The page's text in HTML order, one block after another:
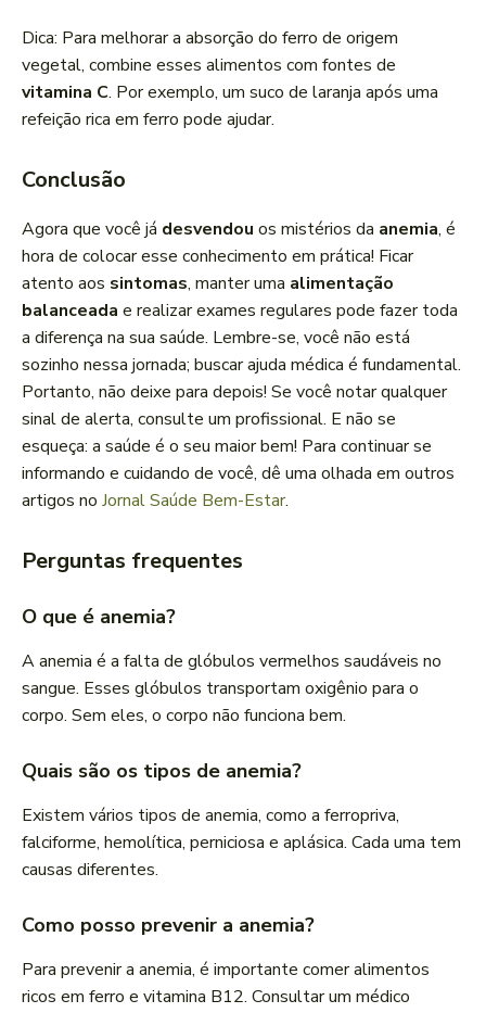
Dica: Para melhorar a absorção do ferro de origem
vegetal, combine esses alimentos com fontes de
vitamina C. Por exemplo, um suco de laranja após uma
refeição rica em ferro pode ajudar.
Conclusão
Agora que você já desvendou os mistérios da anemia, é
hora de colocar esse conhecimento em prática! Ficar
atento aos sintomas, manter uma alimentação
balanceada e realizar exames regulares pode fazer toda
a diferença na sua saúde. Lembre-se, você não está
sozinho nessa jornada; buscar ajuda médica é fundamental.
Portanto, não deixe para depois! Se você notar qualquer
sinal de alerta, consulte um profissional. E não se
esqueça: a saúde é o seu maior bem! Para continuar se
informando e cuidando de você, dê uma olhada em outros
artigos no Jornal Saúde Bem-Estar.
Perguntas frequentes
O que é anemia?
A anemia é a falta de glóbulos vermelhos saudáveis no
sangue. Esses glóbulos transportam oxigênio para o
corpo. Sem eles, o corpo não funciona bem.
Quais são os tipos de anemia?
Existem vários tipos de anemia, como a ferropriva,
falciforme, hemolítica, perniciosa e aplásica. Cada uma tem
causas diferentes.
Como posso prevenir a anemia?
Para prevenir a anemia, é importante comer alimentos
ricos em ferro e vitamina B12. Consultar um médico